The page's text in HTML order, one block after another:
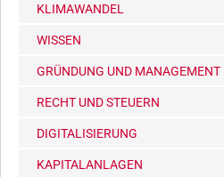
KLIMAWANDEL
WISSEN
GRÜNDUNG UND MANAGEMENT
RECHT UND STEUERN
DIGITALISIERUNG
KAPITALANLAGEN